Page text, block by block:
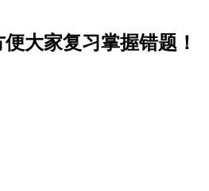
大家复习掌握错题！